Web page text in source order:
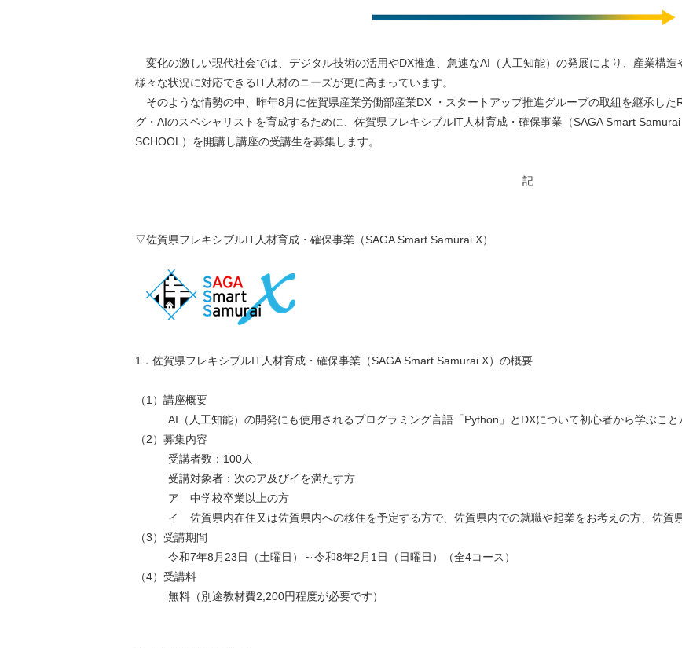
変化の激しい現代社会では、デジタル技術の活用やDX推進、急速なAI（人工知能）の発展により、産業構
様々な状況に対応できるIT人材のニーズが更に高まっています。
そのような情勢の中、昨年8月に佐賀県産業労働部産業DX ・スタートアップ推進グループの取組を継承した
グ・AIのスペシャリストを育成するために、佐賀県フレキシブルIT人材育成・確保事業（SAGA Smart
SCHOOL）を開講し講座の受講生を募集します。
記
▽佐賀県フレキシブルIT人材育成・確保事業（SAGA Smart Samurai X）
1．佐賀県フレキシブルIT人材育成・確保事業（SAGA Smart Samurai X）の概要
（1）講座概要
AI（人工知能）の開発にも使用されるプログラミング言語「Python」とDXについて初心者から学ぶこと
（2）募集内容
受講者数：100人
受講対象者：次のア及びイを満たす方
ア 中学校卒業以上の方
イ 佐賀県内在住又は佐賀県内への移住を予定する方で、佐賀県内での就職や起業をお考えの方、佐賀
（3）受講期間
令和7年8月23日（土曜日）～令和8年2月1日（日曜日）（全4コース）
（4）受講料
無料（別途教材費2,200円程度が必要です）